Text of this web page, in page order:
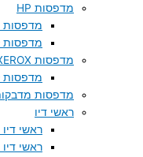
מדפסות HP
מדפסות
מדפסות
מדפסות XEROX
מדפסות
מדפסות
ראשי דיו
ראשי דיו HP
ראשי דיו BROTHER